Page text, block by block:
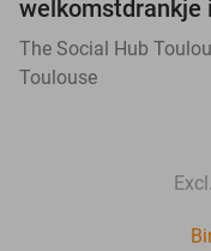
welkomstdrankje
The Social Hub
Toulouse